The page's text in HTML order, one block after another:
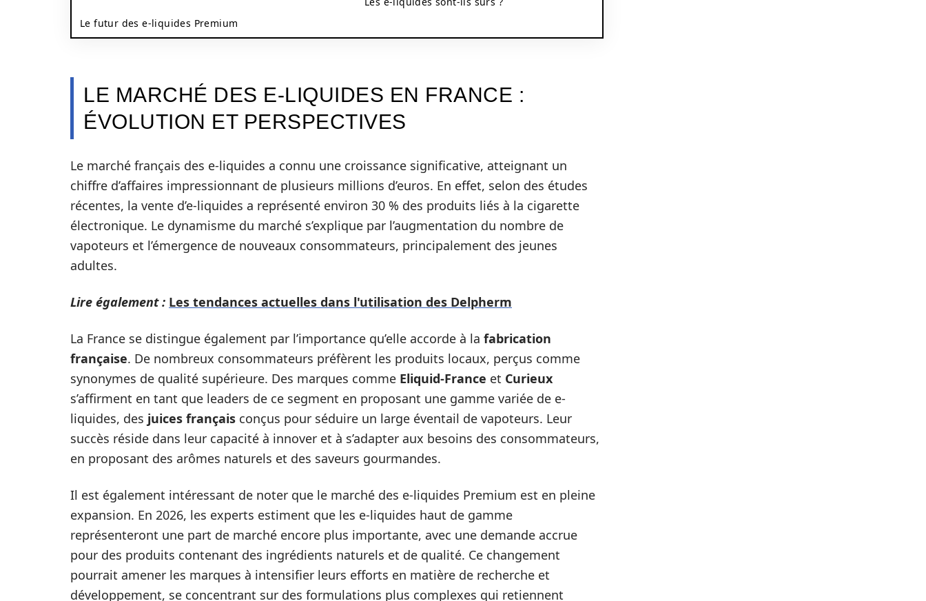
Le futur des e-liquides Premium
LE MARCHÉ DES E-LIQUIDES EN FRANCE :
ÉVOLUTION ET PERSPECTIVES
Le marché français des e-liquides a connu une croissance significative, atteignant un
chiffre d’affaires impressionnant de plusieurs millions d’euros. En effet, selon des études
récentes, la vente d’e-liquides a représenté environ 30 % des produits liés à la cigarette
électronique. Le dynamisme du marché s’explique par l’augmentation du nombre de
vapoteurs et l’émergence de nouveaux consommateurs, principalement des jeunes
adultes.
Lire également : Les tendances actuelles dans l'utilisation des Delpherm
La France se distingue également par l’importance qu’elle accorde à la fabrication
française. De nombreux consommateurs préfèrent les produits locaux, perçus comme
synonymes de qualité supérieure. Des marques comme Eliquid-France et Curieux
s’affirment en tant que leaders de ce segment en proposant une gamme variée de e-
liquides, des juices français conçus pour séduire un large éventail de vapoteurs. Leur
succès réside dans leur capacité à innover et à s’adapter aux besoins des consommateurs,
en proposant des arômes naturels et des saveurs gourmandes.
Il est également intéressant de noter que le marché des e-liquides Premium est en pleine
expansion. En 2026, les experts estiment que les e-liquides haut de gamme
représenteront une part de marché encore plus importante, avec une demande accrue
pour des produits contenant des ingrédients naturels et de qualité. Ce changement
pourrait amener les marques à intensifier leurs efforts en matière de recherche et
développement, se concentrant sur des formulations plus complexes qui retiennent